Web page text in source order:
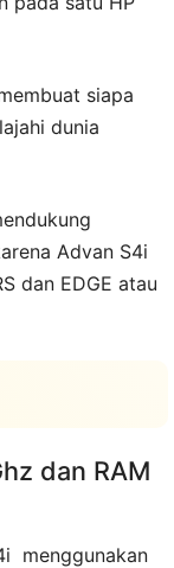
siapa
dunia
Advan S4i
dan EDGE atau
dan RAM
menggunakan